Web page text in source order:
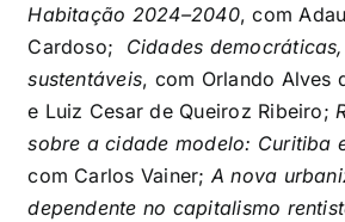
Habitação 2024–2040, com
Cardoso; Cidades
sustentáveis, com Orlando Alves
e Luiz Cesar de Queiroz Ribeiro;
sobre a cidade modelo: Curitiba
com Carlos Vainer; A nova
dependente no capitalismo